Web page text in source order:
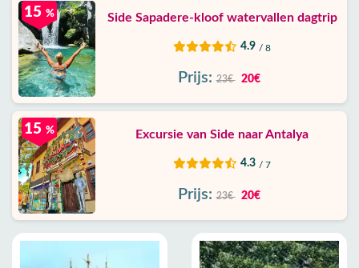
Side Sapadere-kloof watervallen dagtrip
4.9 / 8
15 %
Prijs: 23€ 20€
Excursie van Side naar Antalya
4.3 / 7
15 %
Prijs: 23€ 20€